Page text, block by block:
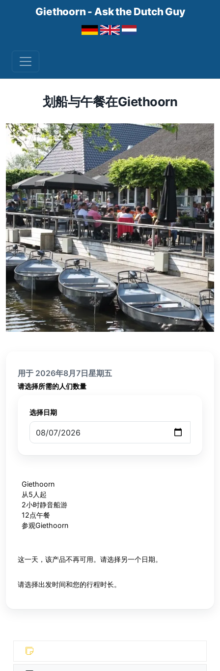
Giethoorn - Ask the Dutch Guy
划船与午餐在Giethoorn
用于 2026年8月7日星期五
请选择所需的人们数量
选择日期
Giethoorn
从5人起
2小时静音船游
12点午餐
参观Giethoorn
这一天，该产品不再可用。请选择另一个日期。
请选择出发时间和您的行程时长。